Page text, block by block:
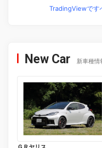
TradingViewです
New Car 新車種情